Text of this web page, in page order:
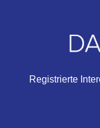
Registrierte